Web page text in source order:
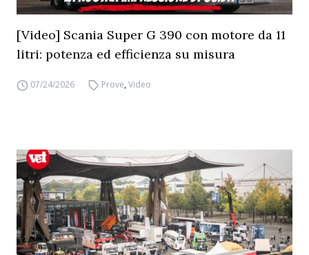
[Video] Scania Super G 390 con motore da 11
litri: potenza ed efficienza su misura
07/24/2026 Prove,Video